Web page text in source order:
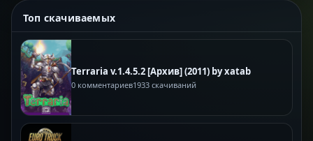
Топ скачиваемых
Terraria v.1.4.5.2 [Архив] (2011) by xatab
0 комментариев1933 скачиваний